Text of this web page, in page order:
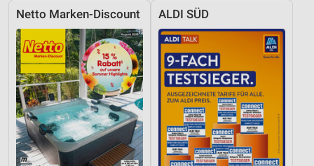
Netto Marken-Discount ALDI SÜD
Analyse von Zielgruppen durch Statistiken oder
Kombinationen von Daten aus verschiedenen
Quellen
Entwicklung und Verbesserung der Angebote
Verwendung reduzierter Daten zur Auswahl von
Inhalten
IAB-Besonderheiten:
Verwendung genauer Standortdaten